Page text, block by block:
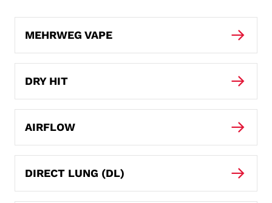
MEHRWEG VAPE
DRY HIT
AIRFLOW
DIRECT LUNG (DL)